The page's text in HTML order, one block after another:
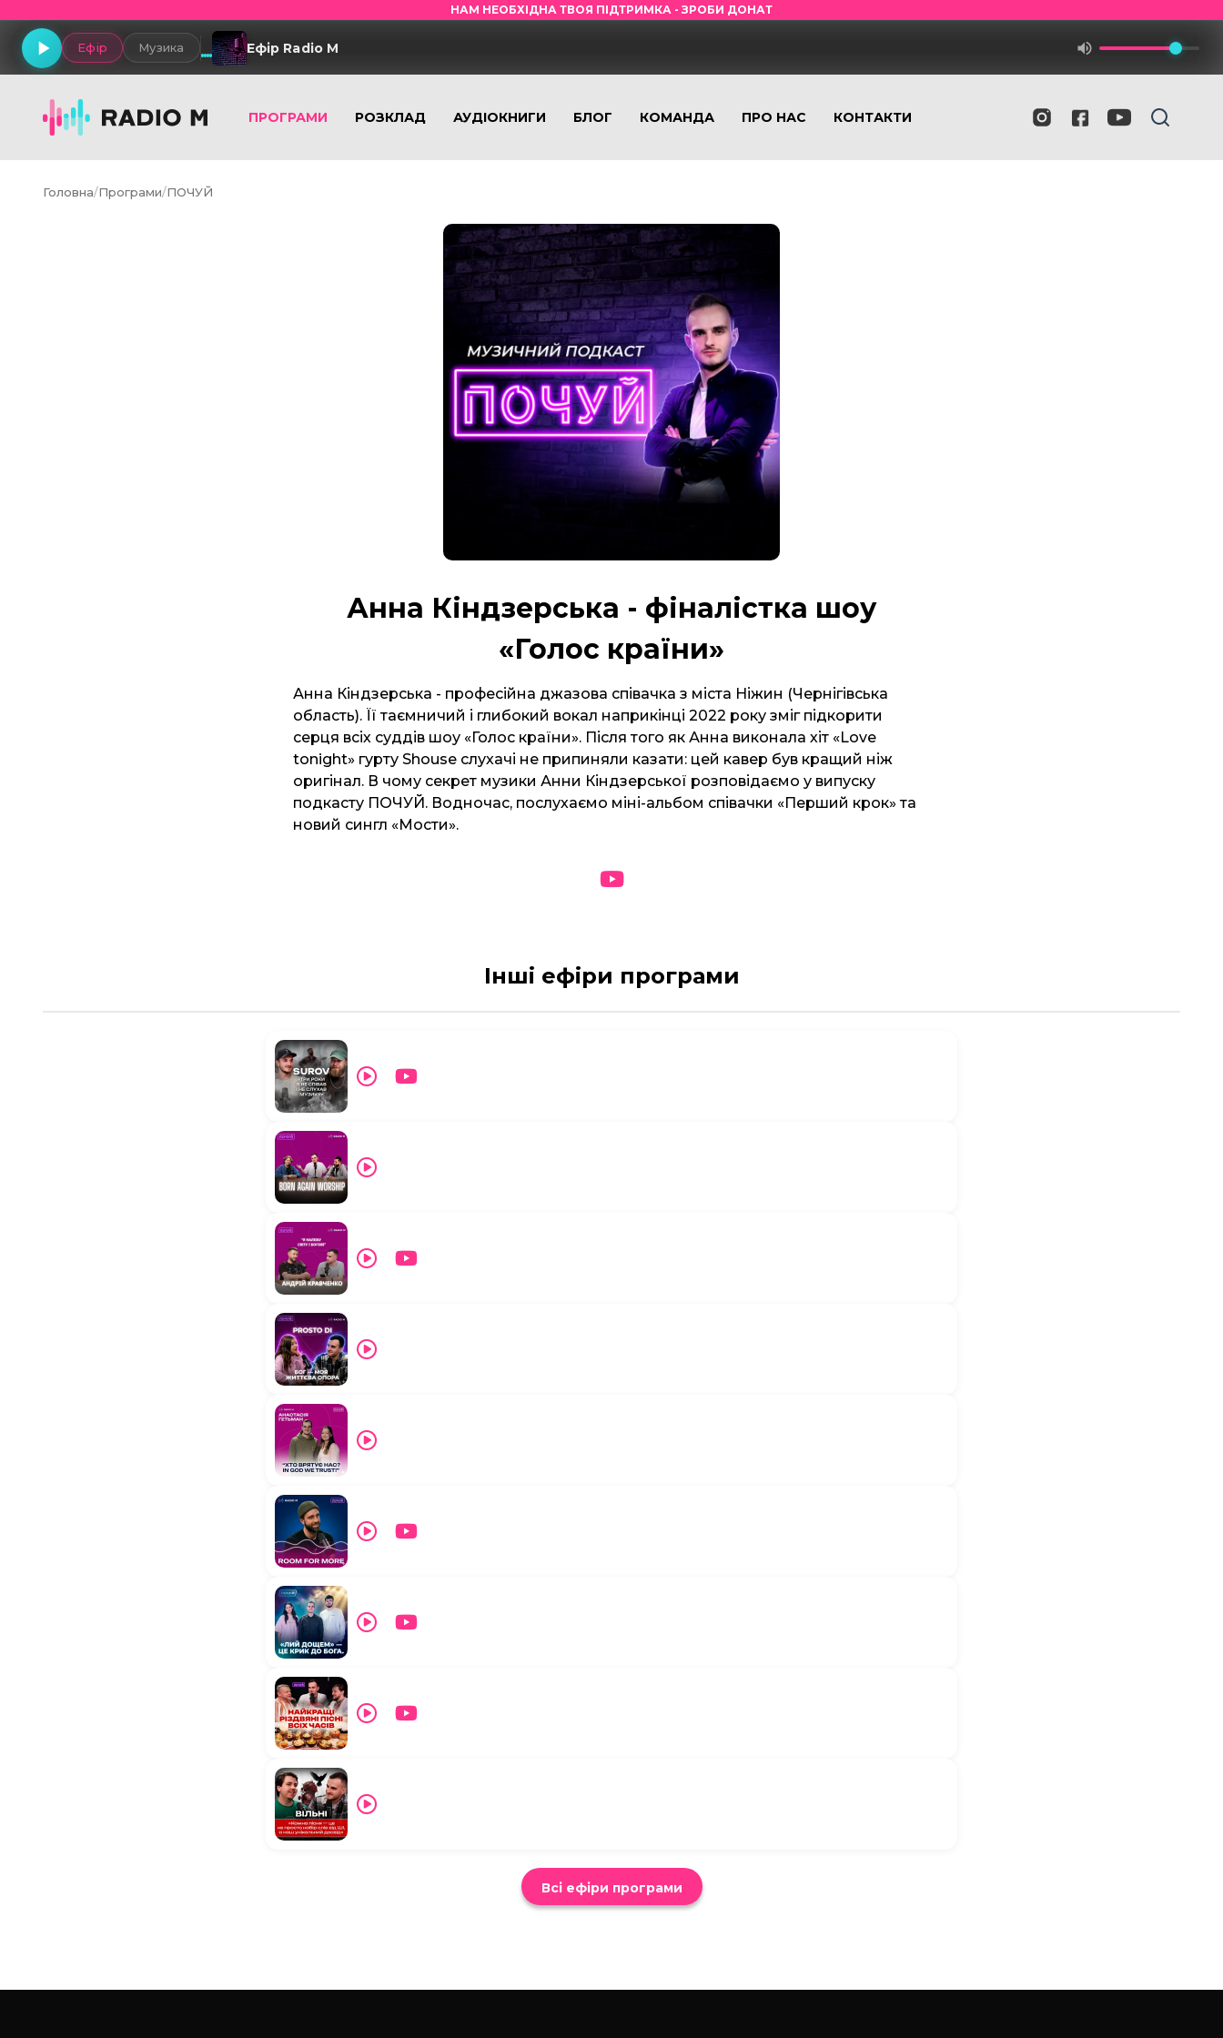
НАМ НЕОБХІДНА ТВОЯ ПІДТРИМКА - ЗРОБИ ДОНАТ
Ефір Музика Ефір Radio M
ПРОГРАМИ РОЗКЛАД АУДІОКНИГИ БЛОГ КОМАНДА ПРО НАС КОНТАКТИ
Головна/Програми/ПОЧУЙ
Анна Кіндзерська - фіналістка шоу
«Голос країни»
Анна Кіндзерська - професійна джазова співачка з міста Ніжин (Чернігівська
область). Її таємничий і глибокий вокал наприкінці 2022 року зміг підкорити
серця всіх суддів шоу «Голос країни». Після того як Анна виконала хіт «Love
tonight» гурту Shouse слухачі не припиняли казати: цей кавер був кращий ніж
оригінал. В чому секрет музики Анни Кіндзерської розповідаємо у випуску
подкасту ПОЧУЙ. Водночас, послухаємо міні-альбом співачки «Перший крок» та
новий сингл «Мости».
Інші ефіри програми
Всі ефіри програми